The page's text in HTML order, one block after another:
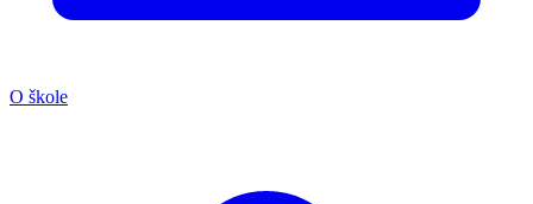
O škole